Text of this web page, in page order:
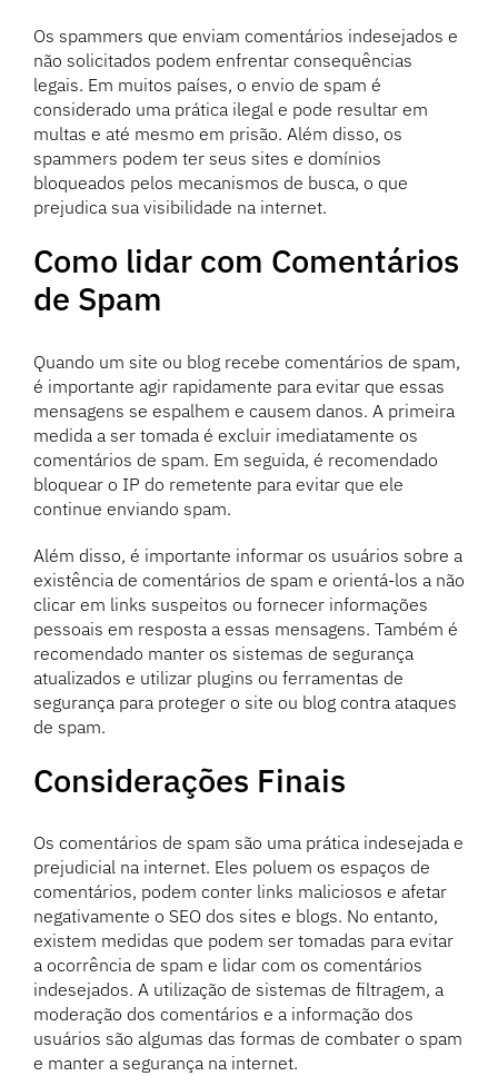
Os spammers que enviam comentários indesejados e
não solicitados podem enfrentar consequências
legais. Em muitos países, o envio de spam é
considerado uma prática ilegal e pode resultar em
multas e até mesmo em prisão. Além disso, os
spammers podem ter seus sites e domínios
bloqueados pelos mecanismos de busca, o que
prejudica sua visibilidade na internet.
Como lidar com Comentários
de Spam
Quando um site ou blog recebe comentários de spam,
é importante agir rapidamente para evitar que essas
mensagens se espalhem e causem danos. A primeira
medida a ser tomada é excluir imediatamente os
comentários de spam. Em seguida, é recomendado
bloquear o IP do remetente para evitar que ele
continue enviando spam.
Além disso, é importante informar os usuários sobre a
existência de comentários de spam e orientá-los a não
clicar em links suspeitos ou fornecer informações
pessoais em resposta a essas mensagens. Também é
recomendado manter os sistemas de segurança
atualizados e utilizar plugins ou ferramentas de
segurança para proteger o site ou blog contra ataques
de spam.
Considerações Finais
Os comentários de spam são uma prática indesejada e
prejudicial na internet. Eles poluem os espaços de
comentários, podem conter links maliciosos e afetar
negativamente o SEO dos sites e blogs. No entanto,
existem medidas que podem ser tomadas para evitar
a ocorrência de spam e lidar com os comentários
indesejados. A utilização de sistemas de filtragem, a
moderação dos comentários e a informação dos
usuários são algumas das formas de combater o spam
e manter a segurança na internet.